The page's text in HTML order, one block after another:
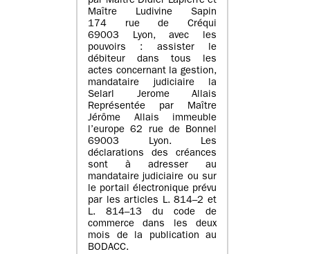
Maître Ludivine Sapin
174 rue de Créqui
69003 Lyon, avec les
pouvoirs : assister le
débiteur dans tous les
actes concernant la gestion,
mandataire judiciaire la
Selarl Jerome Allais
Représentée par Maître
Jérôme Allais immeuble
l’europe 62 rue de Bonnel
69003 Lyon. Les
déclarations des créances
sont à adresser au
mandataire judiciaire ou sur
le portail électronique prévu
par les articles L. 814–2 et
L. 814–13 du code de
commerce dans les deux
mois de la publication au
BODACC.